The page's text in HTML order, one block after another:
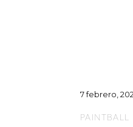
7 febrero,
PAINTBALL